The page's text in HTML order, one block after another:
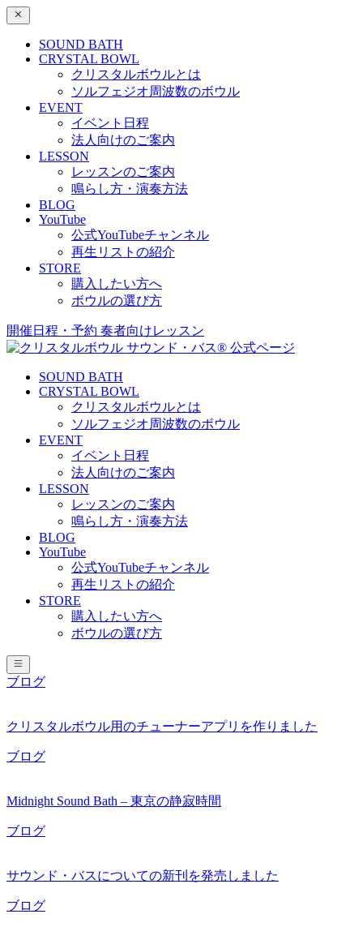
SOUND BATH
CRYSTAL BOWL
クリスタルボウルとは
ソルフェジオ周波数のボウル
EVENT
イベント日程
法人向けのご案内
LESSON
レッスンのご案内
鳴らし方・演奏方法
BLOG
YouTube
公式YouTubeチャンネル
再生リストの紹介
STORE
購入したい方へ
ボウルの選び方
開催日程・予約 奏者向けレッスン
SOUND BATH
CRYSTAL BOWL
クリスタルボウルとは
ソルフェジオ周波数のボウル
EVENT
イベント日程
法人向けのご案内
LESSON
レッスンのご案内
鳴らし方・演奏方法
BLOG
YouTube
公式YouTubeチャンネル
再生リストの紹介
STORE
購入したい方へ
ボウルの選び方
ブログ
クリスタルボウル用のチューナーアプリを作りました
ブログ
Midnight Sound Bath – 東京の静寂時間
ブログ
サウンド・バスについての新刊を発売しました
ブログ